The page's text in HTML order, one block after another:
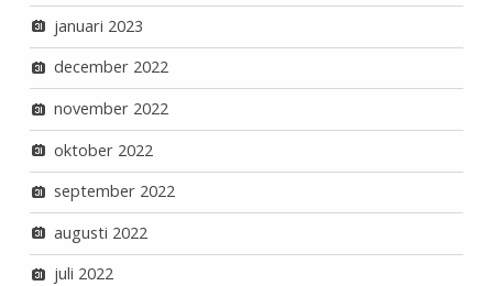
januari 2023
december 2022
november 2022
oktober 2022
september 2022
augusti 2022
juli 2022